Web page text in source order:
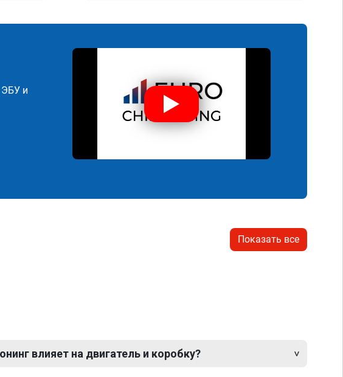
ЭБУ и
Показать все
влияет на двигатель и коробку?